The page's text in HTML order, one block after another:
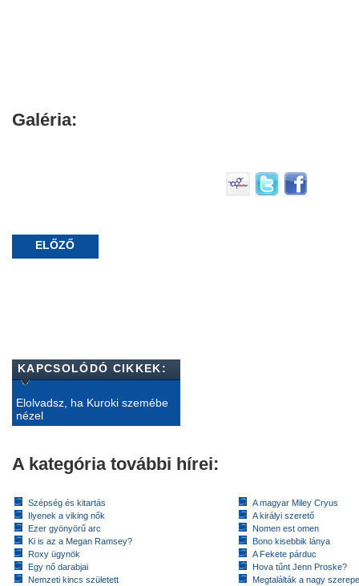
Galéria:
ELŐZŐ
KAPCSOLÓDÓ CIKKEK:
Elolvadsz, ha Kuroki szemébe
nézel
A kategória további hírei:
Szépség és kitartás
Ilyenek a viking nők
Ezer gyönyörű arc
Ki is az a Megan Ramsey?
Roxy ügynök
Egy nő darabjai
Nemzeti kincs született
A magyar Miley Cryus
A királyi szerető
Nomen est omen
Bono kisebbik lánya
A Fekete párduc
Hova tűnt Jenn Proske?
Megtalálták a nagy